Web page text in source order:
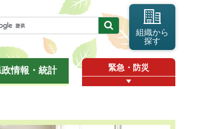
組織から
探す
情報・統計 緊急・防災